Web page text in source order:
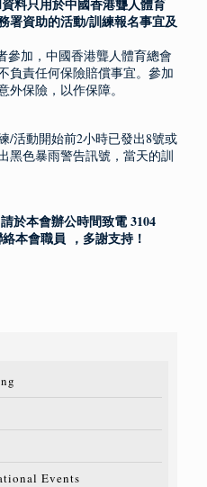
料只用於中國香港聾人體育
署資助的活動/訓練報名事宜及
參加，中國香港聾人體育總會
負責任何保險賠償事宜。參加
保險，以作保障。
/活動開始前2小時已發出8號或
黑色暴雨警告訊號，當天的訓
於本會辦公時間致電 3104
本會職員 ，多謝支持！
Events